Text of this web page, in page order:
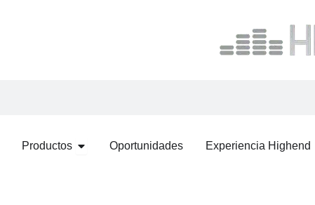
MARCAS
Productos OPEN PRODUCTOS
Oportunidades Experiencia Highend